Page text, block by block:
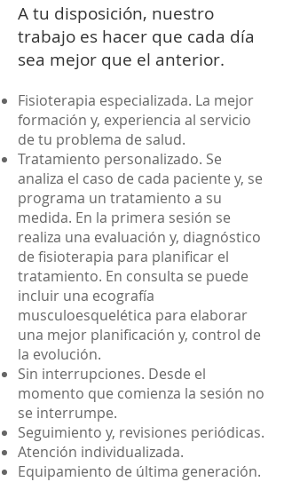
A tu disposición, nuestro
trabajo es hacer que cada día
sea mejor que el anterior.
Fisioterapia especializada. La mejor
formación y, experiencia al servicio
de tu problema de salud.
Tratamiento personalizado. Se
analiza el caso de cada paciente y, se
programa un tratamiento a su
medida. En la primera sesión se
realiza una evaluación y, diagnóstico
de fisioterapia para planificar el
tratamiento. En consulta se puede
incluir una ecografía
musculoesquelética para elaborar
una mejor planificación y, control de
la evolución.
Sin interrupciones. Desde el
momento que comienza la sesión no
se interrumpe.
Seguimiento y, revisiones periódicas.
Atención individualizada.
Equipamiento de última generación.